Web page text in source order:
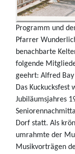
Programm und
Pfarrer
benachbarte
folgende
geehrt: Alfred
Das Kuckucksfest
Jubiläumsjahres
Dorf statt. Als
umrahmte der
Musikvorträgen